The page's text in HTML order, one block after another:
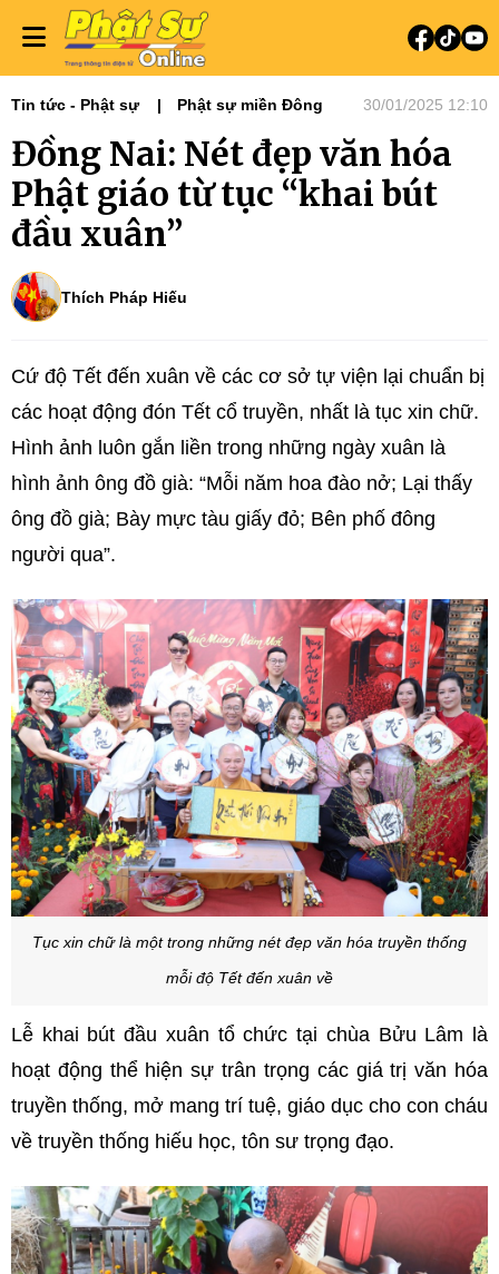
Tin tức - Phật sự Phật sự miền Đông 30/01/2025 12:10
Đồng Nai: Nét đẹp văn hóa
Phật giáo từ tục “khai bút
đầu xuân”
Thích Pháp Hiếu
Cứ độ Tết đến xuân về các cơ sở tự viện lại chuẩn bị
các hoạt động đón Tết cổ truyền, nhất là tục xin chữ.
Hình ảnh luôn gắn liền trong những ngày xuân là
hình ảnh ông đồ già: “Mỗi năm hoa đào nở; Lại thấy
ông đồ già; Bày mực tàu giấy đỏ; Bên phố đông
người qua”.
Tục xin chữ là một trong những nét đẹp văn hóa truyền thống
mỗi độ Tết đến xuân về
Lễ khai bút đầu xuân tổ chức tại chùa Bửu Lâm là
hoạt động thể hiện sự trân trọng các giá trị văn hóa
truyền thống, mở mang trí tuệ, giáo dục cho con cháu
về truyền thống hiếu học, tôn sư trọng đạo.